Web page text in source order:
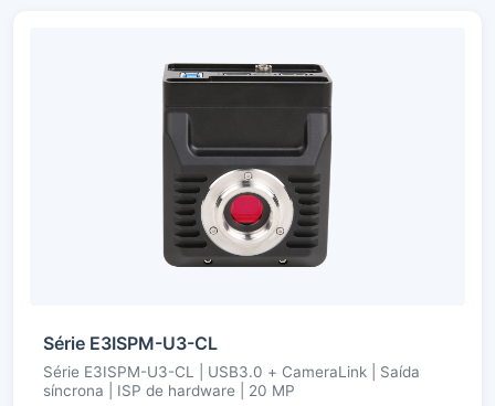
Série E3ISPM-U3-CL
Série E3ISPM-U3-CL | USB3.0 + CameraLink | Saída
síncrona | ISP de hardware | 20 MP